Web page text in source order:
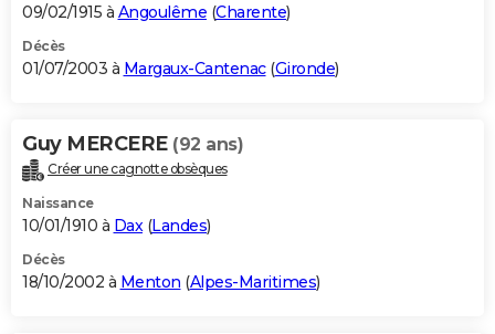
09/02/1915 à Angoulême (Charente)
Décès
01/07/2003 à Margaux-Cantenac(Gironde)
Guy MERCERE (92 ans)
Créer une cagnotte obsèques
Naissance
10/01/1910 à Dax(Landes)
Décès
18/10/2002 à Menton (Alpes-Maritimes)